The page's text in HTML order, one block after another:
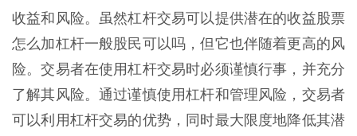
收益和风险。虽然杠杆交易可以提供潜在的收益股票
怎么加杠杆一般股民可以吗，但它也伴随着更高的风
险。交易者在使用杠杆交易时必须谨慎行事，并充分
了解其风险。通过谨慎使用杠杆和管理风险，交易者
可以利用杠杆交易的优势，同时最大限度地降低其潜